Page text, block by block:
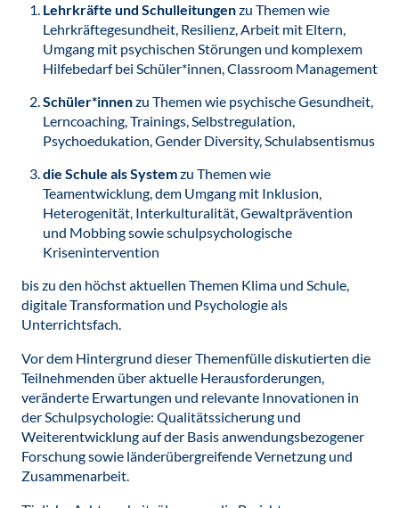
Lehrkräfte und Schulleitungenzu Themen wie
Lehrkräftegesundheit, Resilienz, Arbeit mit Eltern,
Umgang mit psychischen Störungen und komplexem
Hilfebedarf bei Schüler*innen, Classroom Management
Schüler*innenzu Themen wie psychische Gesundheit,
Lerncoaching, Trainings, Selbstregulation,
Psychoedukation, Gender Diversity, Schulabsentismus
die Schule als Systemzu Themen wie
Teamentwicklung, dem Umgang mit Inklusion,
Heterogenität, Interkulturalität, Gewaltprävention
und Mobbing sowie schulpsychologische
Krisenintervention
bis zu den höchst aktuellen Themen Klima und Schule,
digitale Transformation und Psychologie als
Unterrichtsfach.
Vor dem Hintergrund dieser Themenfülle diskutierten die
Teilnehmenden über aktuelle Herausforderungen,
veränderte Erwartungen und relevante Innovationen in
der Schulpsychologie: Qualitätssicherung und
Weiterentwicklung auf der Basis anwendungsbezogener
Forschung sowie länderübergreifende Vernetzung und
Zusammenarbeit.